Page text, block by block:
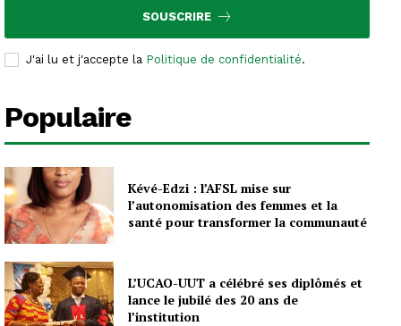
SOUSCRIRE
J'ai lu et j'accepte la Politique de confidentialité.
Populaire
Kévé-Edzi : l’AFSL mise sur
l’autonomisation des femmes et la
santé pour transformer la communauté
L’UCAO-UUT a célébré ses diplômés et
lance le jubilé des 20 ans de
l’institution